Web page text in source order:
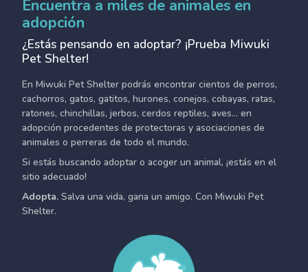
Encuentra a miles de animales en
adopción
¿Estás pensando en adoptar? ¡Prueba Miwuki
Pet Shelter!
En Miwuki Pet Shelter podrás encontrar cientos de perros,
cachorros, gatos, gatitos, hurones, conejos, cobayas, ratas,
ratones, chinchillas, jerbos, cerdos reptiles, aves... en
adopción procedentes de protectoras y asociaciones de
animales o perreras de todo el mundo.
Si estás buscando adoptar o acoger un animal, ¡estás en el
sitio adecuado!
Adopta. Salva una vida, gana un amigo. Con Miwuki Pet
Shelter.